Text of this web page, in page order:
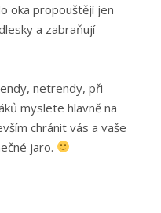
oka propouštějí jen
a zabraňují
netrendy, při
myslete hlavně na
chránit vás a vaše
jaro.